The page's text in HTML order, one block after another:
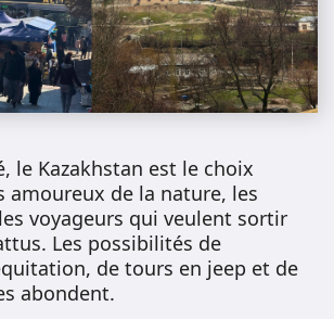
le Kazakhstan est le choix
amoureux de la nature, les
voyageurs qui veulent sortir
Les possibilités de
de tours en jeep et de
abondent.